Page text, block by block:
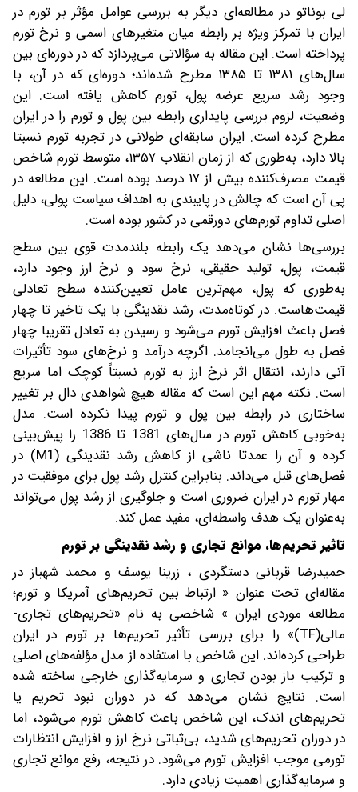
لی بوناتو در مطالعه‌ای دیگر به بررسی عوامل مؤثر بر تورم در
ایران با تمرکز ویژه بر رابطه میان متغیرهای اسمی و نرخ تورم
پرداخته است. این مقاله به سؤالاتی می‌پردازد که در دوره‌ای بین
سال‌های ۱۳۸۱ تا ۱۳۸۵ مطرح شده‌اند؛ دوره‌ای که در آن، با
وجود رشد سریع عرضه پول، تورم کاهش یافته است. این
وضعیت، لزوم بررسی پایداری رابطه بین پول و تورم را در ایران
مطرح کرده است. ایران سابقه‌ای طولانی در تجربه تورم نسبتا
بالا دارد، به‌طوری که از زمان انقلاب ۱۳۵۷، متوسط تورم شاخص
قیمت مصرف‌کننده بیش از ۱۷ درصد بوده است. این مطالعه در
پی آن است که چالش در پایبندی به اهداف سیاست پولی، دلیل
اصلی تداوم تورم‌های دورقمی در کشور بوده است.
بررسی‌ها نشان می‌دهد یک رابطه بلندمدت قوی بین سطح
قیمت، پول، تولید حقیقی، نرخ سود و نرخ ارز وجود دارد،
به‌طوری که پول، مهم‌ترین عامل تعیین‌کننده سطح تعادلی
قیمت‌هاست. در کوتاه‌مدت، رشد نقدینگی با یک تاخیر تا چهار
فصل باعث افزایش تورم می‌شود و رسیدن به تعادل تقریبا چهار
فصل به طول می‌انجامد. اگرچه درآمد و نرخ‌های سود تأثیرات
آنی دارند، انتقال اثر نرخ ارز به تورم نسبتاً کوچک اما سریع
است. نکته مهم این‌ است که مقاله هیچ شواهدی دال بر تغییر
ساختاری در رابطه بین پول و تورم پیدا نکرده است. مدل
به‌خوبی کاهش تورم در سال‌های 1381 تا 1386 را پیش‌بینی
کرده و آن را عمدتا ناشی از کاهش رشد نقدینگی (M1) در
فصل‌های قبل می‌داند. بنابراین کنترل رشد پول برای موفقیت در
مهار تورم در ایران ضروری است و جلوگیری از رشد پول می‌تواند
به‌عنوان یک هدف واسطه‌ای، مفید عمل کند.
تاثیر تحریم‌ها، موانع تجاری و رشد نقدینگی بر تورم
حمیدرضا قربانی دستگردی ، زرینا یوسف و محمد شهباز در
مقاله‌ای تحت عنوان « ارتباط بین تحریم‌های آمریکا و تورم؛
مطالعه موردی ایران » شاخصی به نام «تحریم‌های تجاری-
مالی(TF)» را برای بررسی تأثیر تحریم‌ها بر تورم در ایران
طراحی کرده‌اند. این شاخص با استفاده از مدل مؤلفه‌های اصلی
و ترکیب باز بودن تجاری و سرمایه‌گذاری خارجی ساخته شده
است. نتایج نشان می‌دهد که در دوران نبود تحریم یا
تحریم‌های اندک، این شاخص باعث کاهش تورم می‌شود، اما
در دوران تحریم‌های شدید، بی‌ثباتی نرخ ارز و افزایش انتظارات
تورمی موجب افزایش تورم می‌شود. در نتیجه، رفع موانع تجاری
و سرمایه‌گذاری اهمیت زیادی دارد.